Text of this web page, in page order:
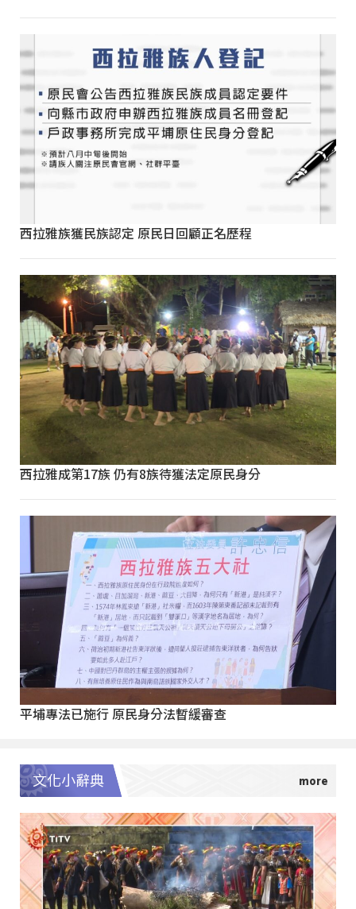
西拉雅族獲民族認定 原民日回顧正名歷程
西拉雅成第17族 仍有8族待獲法定原民身分
平埔專法已施行 原民身分法暫緩審查
文化小辭典